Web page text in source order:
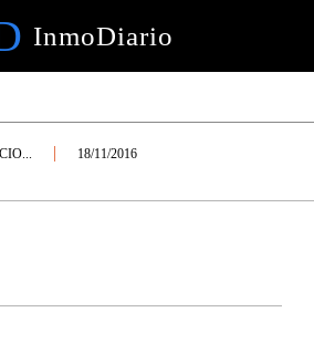
InmoDiario
18/11/2016